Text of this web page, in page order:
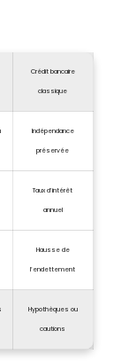
Crédit bancaire
classique
Indépendance
préservée
Taux d’intérêt
annuel
Hausse de
l’endettement
Hypothèques ou
cautions